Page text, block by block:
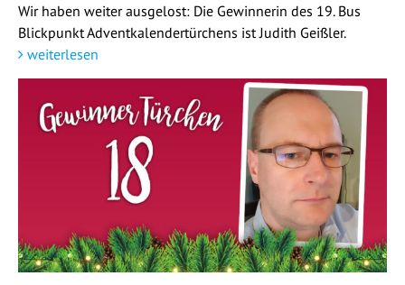
Wir haben weiter ausgelost: Die Gewinnerin des 19. Bus
Blickpunkt Adventkalendertürchens ist Judith Geißler.
weiterlesen